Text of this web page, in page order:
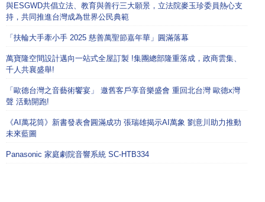
與ESGWD共倡立法、教育與善行三大願景，立法院麥玉珍委員熱心支
持，共同推進台灣成為世界公民典範
「扶輪大手牽小手 2025 慈善萬聖節嘉年華」圓滿落幕
萬寶隆空間設計邁向一站式全屋訂製 !集團總部隆重落成，政商雲集、
千人共襄盛舉!
「歐德台灣之音藝術饗宴」 邀舊客戶享音樂盛會 重回北台灣 歐德x灣
聲 活動開跑!
《AI萬花筒》新書發表會圓滿成功 張瑞雄揭示AI萬象 劉意川助力推動
未來藍圖
Panasonic 家庭劇院音響系統 SC-HTB334